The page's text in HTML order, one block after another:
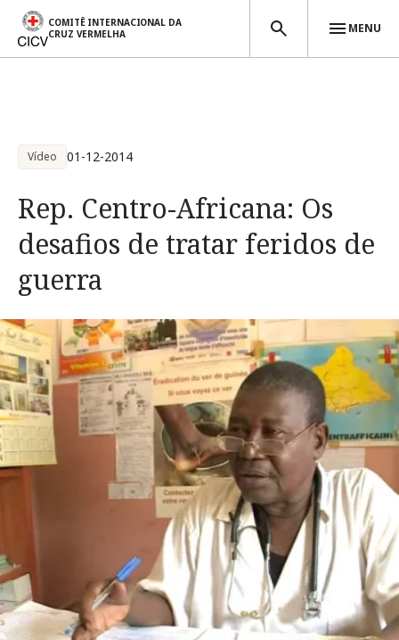
COMITÊ INTERNACIONAL DA
CRUZ VERMELHA
MENU
Vídeo 01-12-2014
Rep. Centro-Africana: Os
desafios de tratar feridos de
guerra